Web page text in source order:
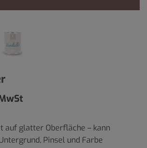
auf glatter Oberfläche – kann
Pinsel und Farbe